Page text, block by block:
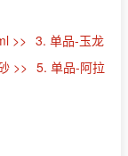
>> 3. 单品-玉龙
>> 5. 单品-阿拉